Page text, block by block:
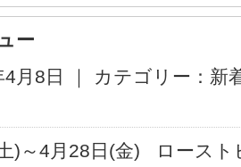
ー
月8日 ｜ カテゴリー： 新
)～4月28日(金) ロースト